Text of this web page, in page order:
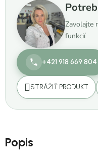
Zavolajte
funkcií
+421 918 669 804
STRÁŽIŤ PRODUKT
Popis